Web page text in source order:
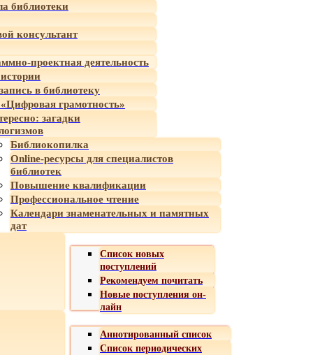
библиотеки
консультант
проектная деятельность
в библиотеку
грамотность»
загадки
Библиокопилка
Online-ресурсы для специалистов
библиотек
Повышение квалификации
Профессиональное чтение
Календари знаменательных и памятных
дат
Список новых
поступлений
Рекомендуем почитать
Новые поступления он-
лайн
Аннотированный список
Список периодических